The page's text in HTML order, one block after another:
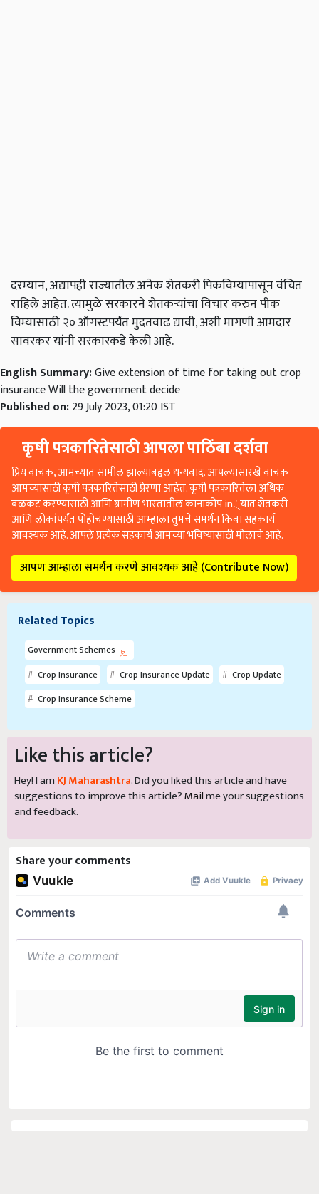
दरम्यान, अद्यापही राज्यातील अनेक शेतकरी पिकविम्यापासून वंचित
राहिले आहेत. त्यामुळे सरकारने शेतकऱ्यांचा विचार करुन पीक
विम्यासाठी २० ऑगस्टपर्यंत मुदतवाढ द्यावी, अशी मागणी आमदार
सावरकर यांनी सरकारकडे केली आहे.
English Summary:Give extension of time for taking out crop
insurance Will the government decide
Published on:29 July 2023, 01:20 IST
कृषी पत्रकारितेसाठी आपला पाठिंबा दर्शवा
प्रिय वाचक, आमच्यात सामील झाल्याबद्दल धन्यवाद. आपल्यासारखे वाचक
आमच्यासाठी कृषी पत्रकारितेसाठी प्रेरणा आहेत. कृषी पत्रकारितेला अधिक
बळकट करण्यासाठी आणि ग्रामीण भारतातील कानाकोप in्यात शेतकरी
आणि लोकांपर्यंत पोहोचण्यासाठी आम्हाला तुमचे समर्थन किंवा सहकार्य
आवश्यक आहे. आपले प्रत्येक सहकार्य आमच्या भविष्यासाठी मोलाचे आहे.
आपण आम्हाला समर्थन करणे आवश्यक आहे (Contribute Now)
Related Topics
Government Schemes
Crop Insurance
Crop Insurance Update
Crop Update
Crop Insurance Scheme
Like this article?
Hey! I am KJ Maharashtra. Did you liked this article and have
suggestions to improve this article?Mailme your suggestions
and feedback.
Share your comments